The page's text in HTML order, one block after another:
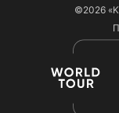
©2026